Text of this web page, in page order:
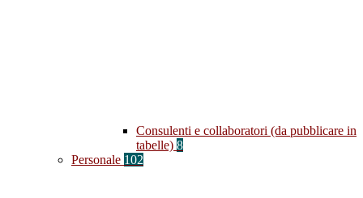
Consulenti e collaboratori (da pubblicare in
tabelle) 8
Personale 102